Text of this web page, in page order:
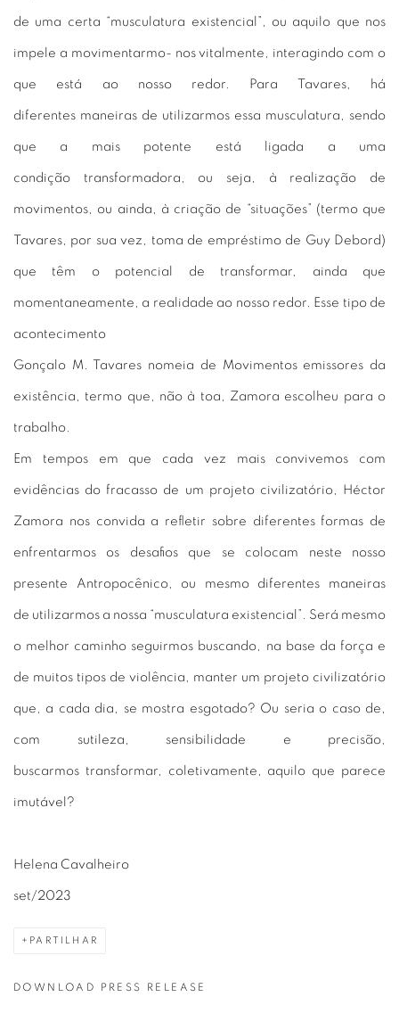
de uma certa “musculatura existencial”, ou aquilo que nos
impele a movimentarmo- nos vitalmente, interagindo com o
que está ao nosso redor. Para Tavares, há
diferentes maneiras de utilizarmos essa musculatura, sendo
que a mais potente está ligada a uma
condição transformadora, ou seja, à realização de
movimentos, ou ainda, à criação de “situações” (termo que
Tavares, por sua vez, toma de empréstimo de Guy Debord)
que têm o potencial de transformar, ainda que
momentaneamente, a realidade ao nosso redor. Esse tipo de
acontecimento
Gonçalo M. Tavares nomeia de Movimentos emissores da
existência, termo que, não à toa, Zamora escolheu para o
trabalho.
Em tempos em que cada vez mais convivemos com
evidências do fracasso de um projeto civilizatório, Héctor
Zamora nos convida a refletir sobre diferentes formas de
enfrentarmos os desafios que se colocam neste nosso
presente Antropocênico, ou mesmo diferentes maneiras
de utilizarmos a nossa “musculatura existencial”. Será mesmo
o melhor caminho seguirmos buscando, na base da força e
de muitos tipos de violência, manter um projeto civilizatório
que, a cada dia, se mostra esgotado? Ou seria o caso de,
com sutileza, sensibilidade e precisão,
buscarmos transformar, coletivamente, aquilo que parece
imutável?
Helena Cavalheiro
set/2023
PARTILHAR
DOWNLOAD PRESS RELEASE